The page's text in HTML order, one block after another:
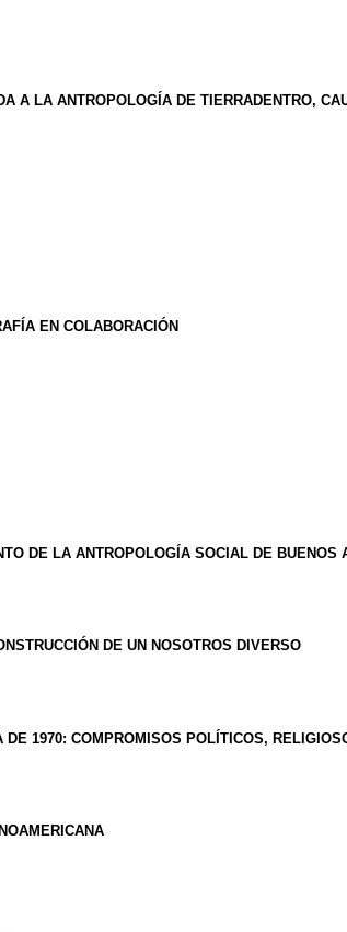
A LA ANTROPOLOGÍA DE TIERRADENTRO,
EN COLABORACIÓN
DE LA ANTROPOLOGÍA SOCIAL DE BUENOS
DE UN NOSOTROS DIVERSO
DE 1970: COMPROMISOS POLÍTICOS,